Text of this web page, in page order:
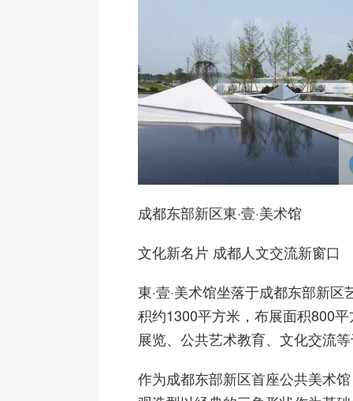
成都东部新区東·壹·美术馆
文化新名片 成都人文交流新窗口
東·壹·美术馆坐落于成都东部新
积约1300平方米，布展面积800
展览、公共艺术教育、文化交流
作为成都东部新区首座公共美术馆